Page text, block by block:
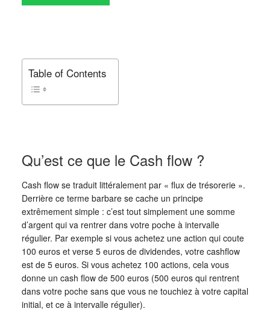
Table of Contents
Qu’est ce que le Cash flow ?
Cash flow se traduit littéralement par « flux de trésorerie ».
Derrière ce terme barbare se cache un principe
extrêmement simple : c’est tout simplement une somme
d’argent qui va rentrer dans votre poche à intervalle
régulier. Par exemple si vous achetez une action qui coute
100 euros et verse 5 euros de dividendes, votre cashflow
est de 5 euros. Si vous achetez 100 actions, cela vous
donne un cash flow de 500 euros (500 euros qui rentrent
dans votre poche sans que vous ne touchiez à votre capital
initial, et ce à intervalle régulier).